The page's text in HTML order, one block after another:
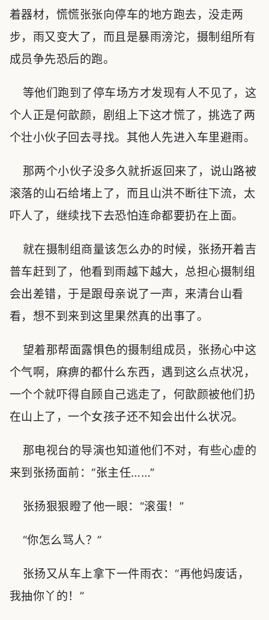
着器材，慌慌张张向停车的地方跑去，没走两
步，雨又变大了，而且是暴雨滂沱，摄制组所有
成员争先恐后的跑。
等他们跑到了停车场方才发现有人不见了，这
个人正是何歆颜，剧组上下这才慌了，挑选了两
个壮小伙子回去寻找。其他人先进入车里避雨。
那两个小伙子没多久就折返回来了，说山路被
滚落的山石给堵上了，而且山洪不断往下流，太
吓人了，继续找下去恐怕连命都要扔在上面。
就在摄制组商量该怎么办的时候，张扬开着吉
普车赶到了，他看到雨越下越大，总担心摄制组
会出差错，于是跟母亲说了一声，来清台山看
看，想不到来到这里果然真的出事了。
望着那帮面露惧色的摄制组成员，张扬心中这
个气啊，麻痹的都什么东西，遇到这么点状况，
一个个就吓得自顾自己逃走了，何歆颜被他们扔
在山上了，一个女孩子还不知会出什么状况。
那电视台的导演也知道他们不对，有些心虚的
来到张扬面前：“张主任……”
张扬狠狠瞪了他一眼：“滚蛋！”
“你怎么骂人？”
张扬又从车上拿下一件雨衣：“再他妈废话，
我抽你丫的！”